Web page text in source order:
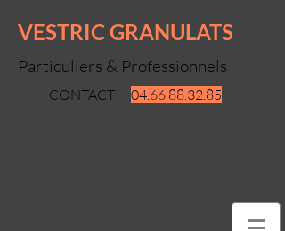
VESTRIC GRANULATS
Particuliers & Professionnels
CONTACT 04.66.88.32.85